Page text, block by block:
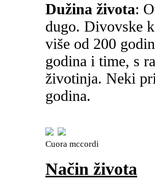
Dužina života:
dugo. Divovske
više od 200
godina i time, s
životinja. Neki
godina.
Cuora mccordi
Način života